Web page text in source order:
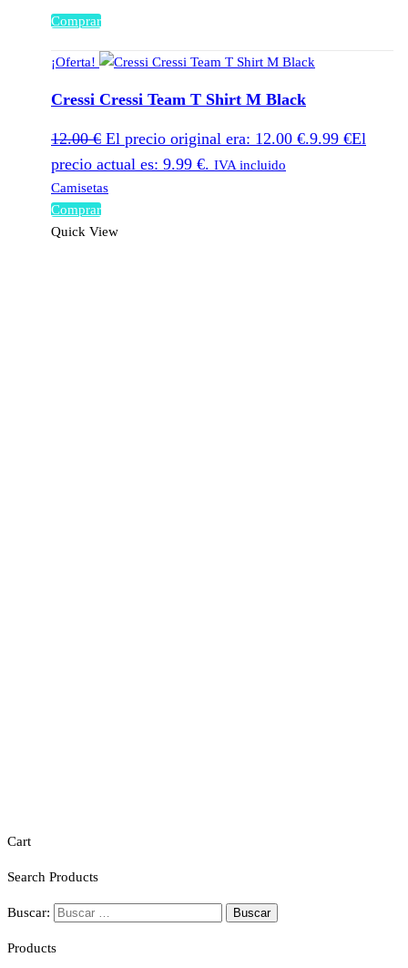
Comprar
¡Oferta!
Cressi Cressi Team T Shirt M Black
12.00€ El precio original era: 12.00 €.9.99 €El
precio actual es: 9.99 €. IVA incluido
Camisetas
Comprar
Quick View
Cart
Search Products
Buscar:
Products